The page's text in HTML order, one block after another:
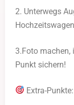
2. Unterwegs
3.Foto machen,
Punkt sichern!
Extra-Punkte: